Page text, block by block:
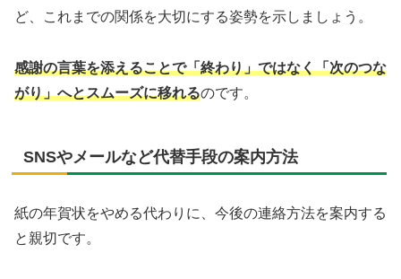
ど、これまでの関係を大切にする姿勢を示しましょう。
感謝の言葉を添えることで「終わり」ではなく「次のつな
がり」へとスムーズに移れるのです。
SNSやメールなど代替手段の案内方法
紙の年賀状をやめる代わりに、今後の連絡方法を案内する
と親切です。